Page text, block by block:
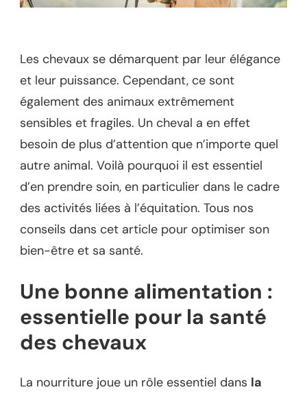
Les chevaux se démarquent par leur élégance
et leur puissance. Cependant, ce sont
également des animaux extrêmement
sensibles et fragiles. Un cheval a en effet
besoin de plus d’attention que n’importe quel
autre animal. Voilà pourquoi il est essentiel
d’en prendre soin, en particulier dans le cadre
des activités liées à l’équitation. Tous nos
conseils dans cet article pour optimiser son
bien-être et sa santé.
Une bonne alimentation :
essentielle pour la santé
des chevaux
La nourriture joue un rôle essentiel dans la